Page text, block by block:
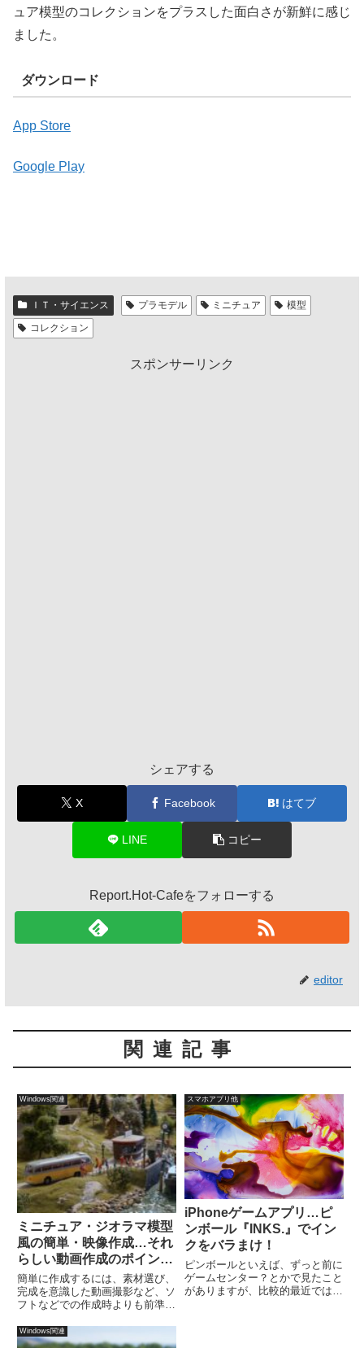
ュア模型のコレクションをプラスした面白さが新鮮に感じ
ました。
ダウンロード
App Store
Google Play
ＩＴ・サイエンス プラモデル ミニチュア
模型
コレクション
スポンサーリンク
シェアする
X Facebook はてブ
LINE コピー
Report.Hot-Cafeをフォローする
editor
関連記事
Windows関連
ミニチュア・ジオラマ模型
風の簡単・映像作成…それ
らしい動画作成のポイン
ト！
簡単に作成するには、素材選び、
完成を意識した動画撮影など、ソ
フトなどでの作成時よりも前準備
スマホアプリ他
iPhoneゲームアプリ…ピ
ンボール『INKS.』でイン
クをバラまけ！
ピンボールといえば、ずっと前に
ゲームセンター？とかで見たこと
がありますが、比較的最近では
Windows関連